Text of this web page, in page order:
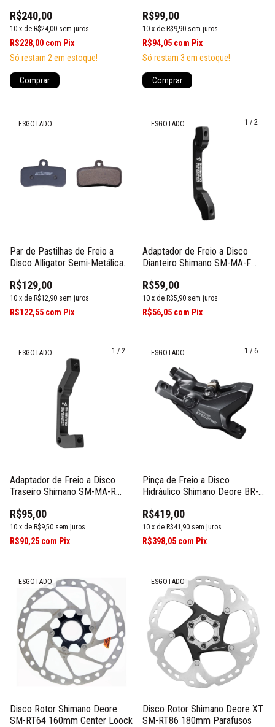
R$240,00
10 x de R$24,00 sem juros
R$228,00 com Pix
Só restam 2 em estoque!
R$99,00
10 x de R$9,90 sem juros
R$94,05 com Pix
Só restam 3 em estoque!
ESGOTADO
Par de Pastilhas de Freio a
Disco Alligator Semi-Metálica
R$129,00
10 x de R$12,90 sem juros
R$122,55 com Pix
1 / 2
ESGOTADO
Adaptador de Freio a Disco
Dianteiro Shimano SM-MA-F
R$59,00
10 x de R$5,90 sem juros
R$56,05 com Pix
1 / 2
ESGOTADO
Adaptador de Freio a Disco
Traseiro Shimano SM-MA-R
R$95,00
10 x de R$9,50 sem juros
R$90,25 com Pix
1 / 6
ESGOTADO
Pinça de Freio a Disco
Hidráulico Shimano Deore BR-
R$419,00
10 x de R$41,90 sem juros
R$398,05 com Pix
ESGOTADO
Disco Rotor Shimano Deore
SM-RT64 160mm Center Loock
ESGOTADO
Disco Rotor Shimano Deore XT
SM-RT86 180mm Parafusos